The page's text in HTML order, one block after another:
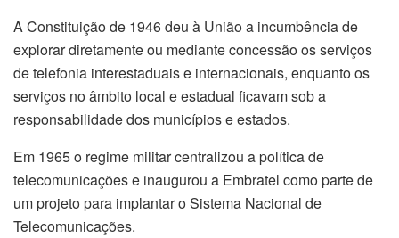
A Constituição de 1946 deu à União a incumbência de
explorar diretamente ou mediante concessão os serviços
de telefonia interestaduais e internacionais, enquanto os
serviços no âmbito local e estadual ficavam sob a
responsabilidade dos municípios e estados.
Em 1965 o regime militar centralizou a política de
telecomunicações e inaugurou a Embratel como parte de
um projeto para implantar o Sistema Nacional de
Telecomunicações.